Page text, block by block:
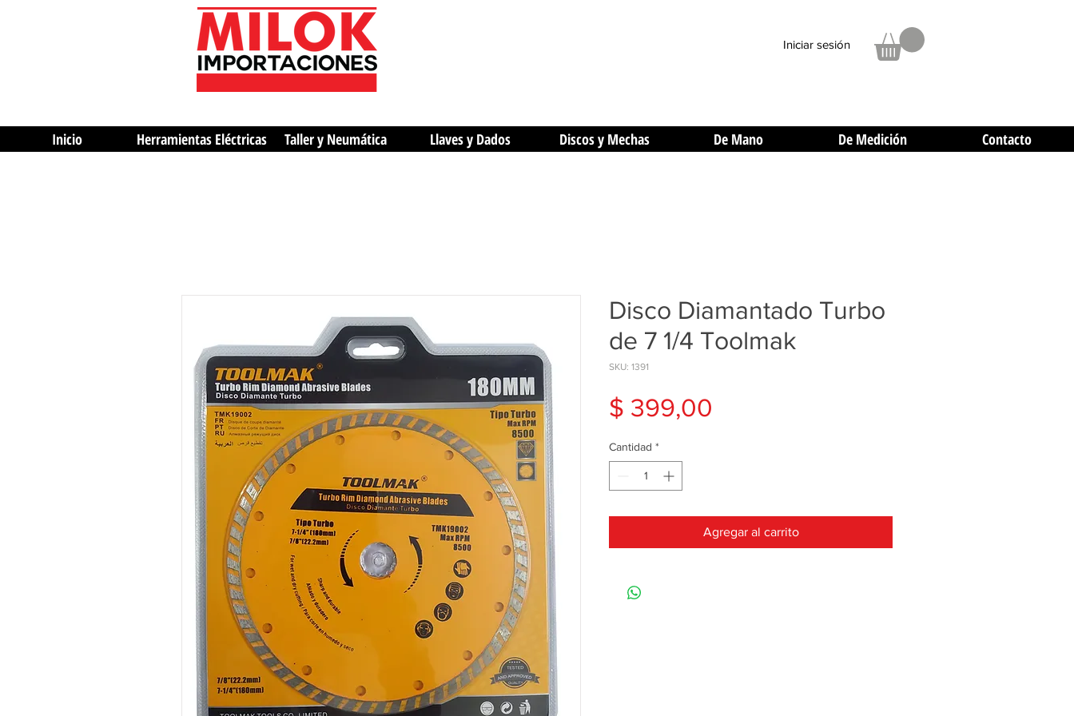
Iniciar sesión
Inicio Herramientas Eléctricas Taller y Neumática Llaves y Dados Discos y Mechas De Mano De Medición Contacto
Disco Diamantado Turbo
de 7 1/4 Toolmak
SKU: 1391
$ 399,00
Cantidad *
Agregar al carrito